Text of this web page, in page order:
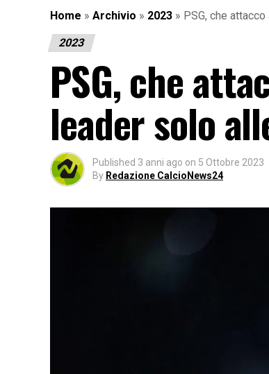
Home » Archivio » 2023 » PSG, che
2023
PSG, che
leader solo
Published 3 anni ago on 5 Ottobre 2023
By Redazione CalcioNews24